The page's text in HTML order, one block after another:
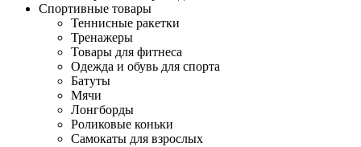
Спортивные товары
Теннисные ракетки
Тренажеры
Товары для фитнеса
Одежда и обувь для спорта
Батуты
Мячи
Лонгборды
Роликовые коньки
Самокаты для взрослых